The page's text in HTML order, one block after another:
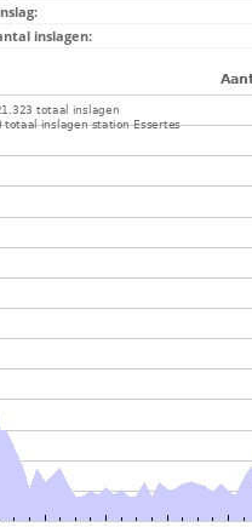
inslagen: